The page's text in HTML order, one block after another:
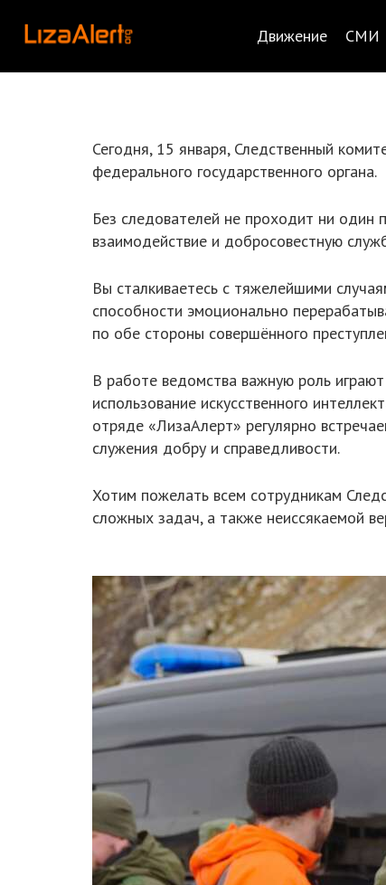
Движение СМИ
Сегодня, 15 января, Следственный
федерального государственного органа.
Без следователей не проходит ни один
взаимодействие и добросовестную
Вы сталкиваетесь с тяжелейшими
способности эмоционально
по обе стороны совершённого
В работе ведомства важную роль
использование искусственного
отряде «ЛизаАлерт» регулярно
служения добру и справедливости.
Хотим пожелать всем сотрудникам
сложных задач, а также неиссякаемой